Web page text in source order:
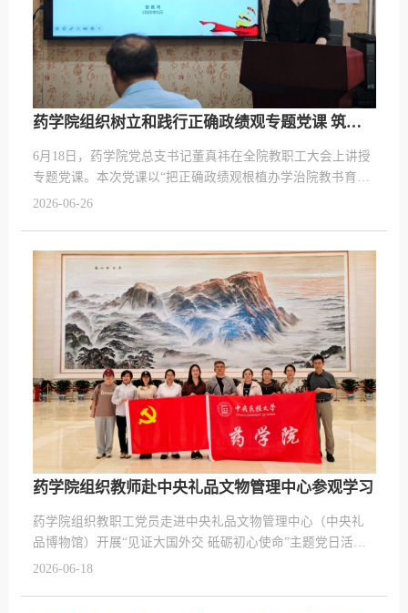
药学院组织树立和践行正确政绩观专题党课 筑牢育人实干思想根基
6月18日，药学院党总支书记董真祎在全院教职工大会上讲授
专题党课。本次党课以“把正确政绩观根植办学治院教书育人
全过程”为题，从警示教育典型案例切入，深刻阐释了新时代
2026-06-26
药学院组织教师赴中央礼品文物管理中心参观学习
药学院组织教职工党员走进中央礼品文物管理中心（中央礼
品博物馆）开展“见证大国外交 砥砺初心使命”主题党日活
动，在沉浸式研学中校准政绩观、凝聚实干精气神。作为高
2026-06-18